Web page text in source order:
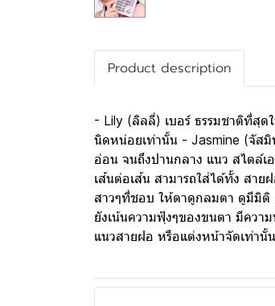
Product description
- Lily (ลิลลี่) เบอร์ ธรรมชาติที่สุด
นิดหน่อยเท่านั้น - Jasmine (จัสมิ
อ่อน จนถึงปานกลาง แนว สไตล์
เส้นต่อเส้น สามารถใส่ได้ทั้ง สา
สาวๆที่ชอบ ให้ตาดูกลมตา ดูมีมิติ
ยังเน้นความฟุ้งๆของขนตา มีควา
แนวสายฝอ หรือแต่งหน้าจัดเท่านั้